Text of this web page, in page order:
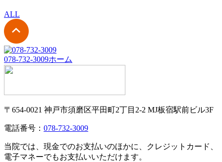
ALL
078-732-3009ホーム
〒654-0021 神戸市須磨区平田町2丁目2-2 MJ板宿駅前ビル3F
電話番号： 078-732-3009
当院では、現金でのお支払いのほかに、クレジットカード、
電子マネーでもお支払いいただけます。